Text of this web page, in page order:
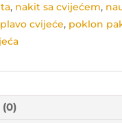
, nakit sa cvijećem,
plavo cvijeće, poklon
(0)